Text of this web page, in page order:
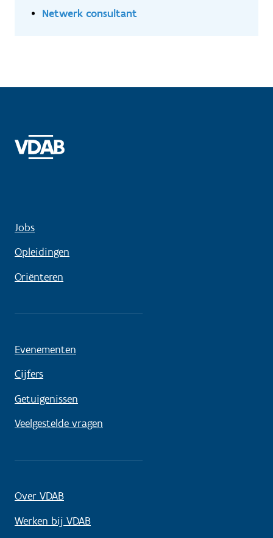
Netwerk consultant
Jobs
Opleidingen
Oriënteren
Evenementen
Cijfers
Getuigenissen
Veelgestelde vragen
Over VDAB
Werken bij VDAB